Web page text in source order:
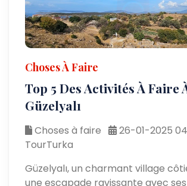
Choses À Faire
Top 5 Des Activités À Faire
Güzelyalı
Choses à faire
26-01-2025
TourTurka
Güzelyalı, un charmant village
une escapade ravissante avec